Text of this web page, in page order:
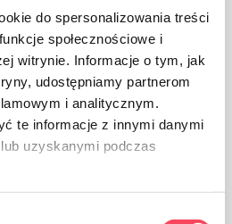
do spersonalizowania treści
społecznościowe i
witrynie. Informacje o tym, jak
udostępniamy partnerom
i analitycznym.
te informacje z innymi danymi
uzyskanymi podczas
heitä käytetty tuotepakkaus